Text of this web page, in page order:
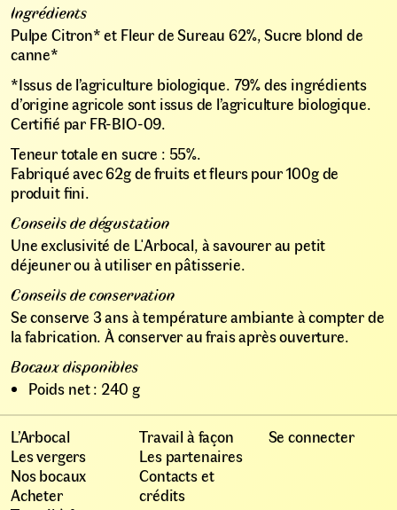
Ingrédients
Pulpe Citron* et Fleur de Sureau 62%, Sucre blond de
canne*
*Issus de l’agriculture biologique. 79% des ingrédients
d’origine agricole sont issus de l’agriculture biologique.
Certifié par FR-BIO-09.
Teneur totale en sucre : 55%.
Fabriqué avec 62g de fruits et fleurs pour 100g de
produit fini.
Conseils de dégustation
Une exclusivité de L'Arbocal, à savourer au petit
déjeuner ou à utiliser en pâtisserie.
Conseils de conservation
Se conserve 3 ans à température ambiante à compter de
la fabrication. À conserver au frais après ouverture.
Bocaux disponibles
Poids net : 240 g
L’Arbocal
Les vergers
Nos bocaux
Acheter
Travail à façon
Les partenaires
Contacts et
crédits
Se connecter